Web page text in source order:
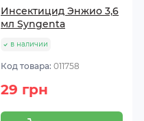
Инсектицид Энжио 3,6
мл Syngenta
в наличии
Код товара: 011758
29 грн